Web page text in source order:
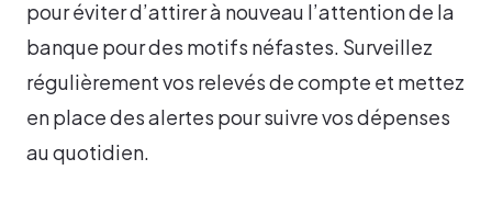
pour éviter d’attirer à nouveau l’attention de la
banque pour des motifs néfastes. Surveillez
régulièrement vos relevés de compte et mettez
en place des alertes pour suivre vos dépenses
au quotidien.